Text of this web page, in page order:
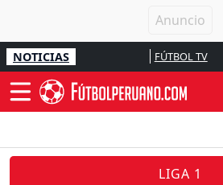
NOTICIAS FÚTBOL TV
LIGA 1